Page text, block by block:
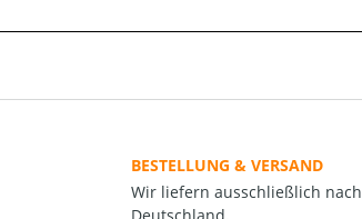
BESTELLUNG & VERSAND
Wir liefern ausschließlich nach